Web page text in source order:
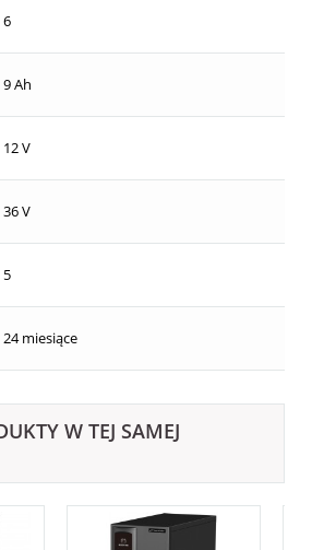
6
9 Ah
12 V
36 V
5
24 miesiące
W TEJ SAMEJ